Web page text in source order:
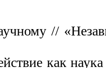
//
как